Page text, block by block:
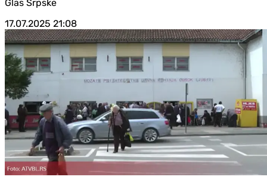
Glas Srpske
17.07.2025 21:08